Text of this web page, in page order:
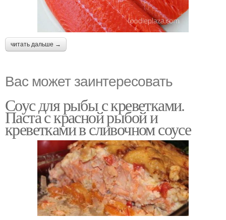
читать дальше →
Вас может заинтересовать
Соус для рыбы с креветками.
Паста с красной рыбой и
креветками в сливочном соусе